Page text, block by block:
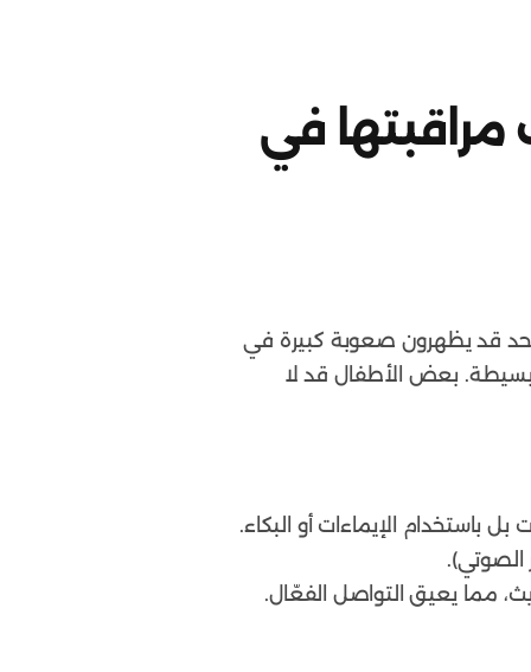
مراقبتها في
قد يظهرون صعوبة كبيرة في
بسيطة. بعض الأطفال قد لا
باستخدام الإيماءات أو البكاء.
الصوتي).
مما يعيق التواصل الفعّال.